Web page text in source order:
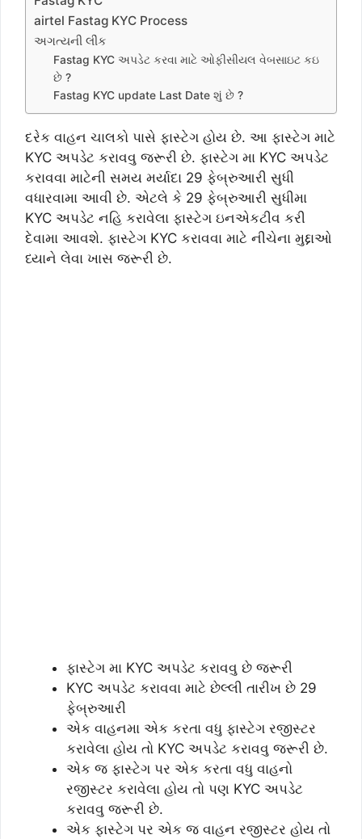
airtel Fastag KYC Process
અગત્યની લીંક
Fastag KYC અપડેટ કરવા માટે ઓફીસીયલ વેબસાઇટ કઇ
છે ?
Fastag KYC update Last Date શું છે ?
દરેક વાહન ચાલકો પાસે ફાસ્ટેગ હોય છે. આ ફાસ્ટેગ માટે
KYC અપડેટ કરાવવુ જરૂરી છે. ફાસ્ટેગ મા KYC અપડેટ
કરાવવા માટેની સમય મર્યાદા 29 ફેબ્રુઆરી સુધી
વધારવામા આવી છે. એટલે કે 29 ફેબ્રુઆરી સુધીમા
KYC અપડેટ નહિ કરાવેલા ફાસ્ટેગ ઇનએકટીવ કરી
દેવામા આવશે. ફાસ્ટેગ KYC કરાવવા માટે નીચેના મુદ્દાઓ
ધ્યાને લેવા ખાસ જરૂરી છે.
ફાસ્ટેગ મા KYC અપડેટ કરાવવુ છે જરૂરી
KYC અપડેટ કરાવવા માટે છેલ્લી તારીખ છે 29
ફેબ્રુઆરી
એક વાહનમા એક કરતા વધુ ફાસ્ટેગ રજીસ્ટર
કરાવેલા હોય તો KYC અપડેટ કરાવવુ જરૂરી છે.
એક જ ફાસ્ટેગ પર એક કરતા વધુ વાહનો
રજીસ્ટર કરાવેલા હોય તો પણ KYC અપડેટ
કરાવવુ જરૂરી છે.
એક ફાસ્ટેગ પર એક જ વાહન રજીસ્ટર હોય તો